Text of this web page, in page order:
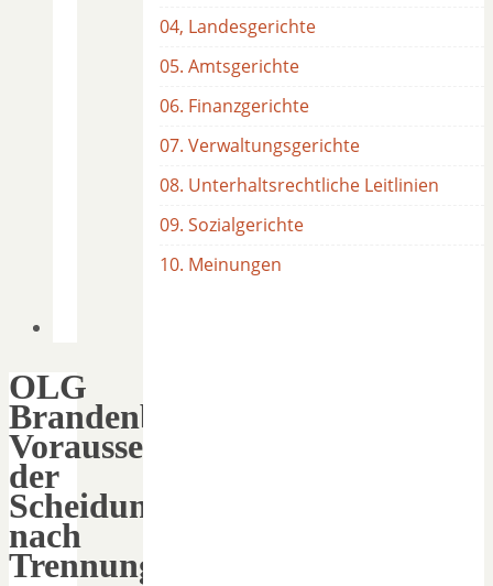
OLG
Brandenburg:
Voraussetzungen
der
Scheidung
nach
Trennungsjahr
04, Landesgerichte
05. Amtsgerichte
06. Finanzgerichte
07. Verwaltungsgerichte
08. Unterhaltsrechtliche Leitlinien
09. Sozialgerichte
10. Meinungen